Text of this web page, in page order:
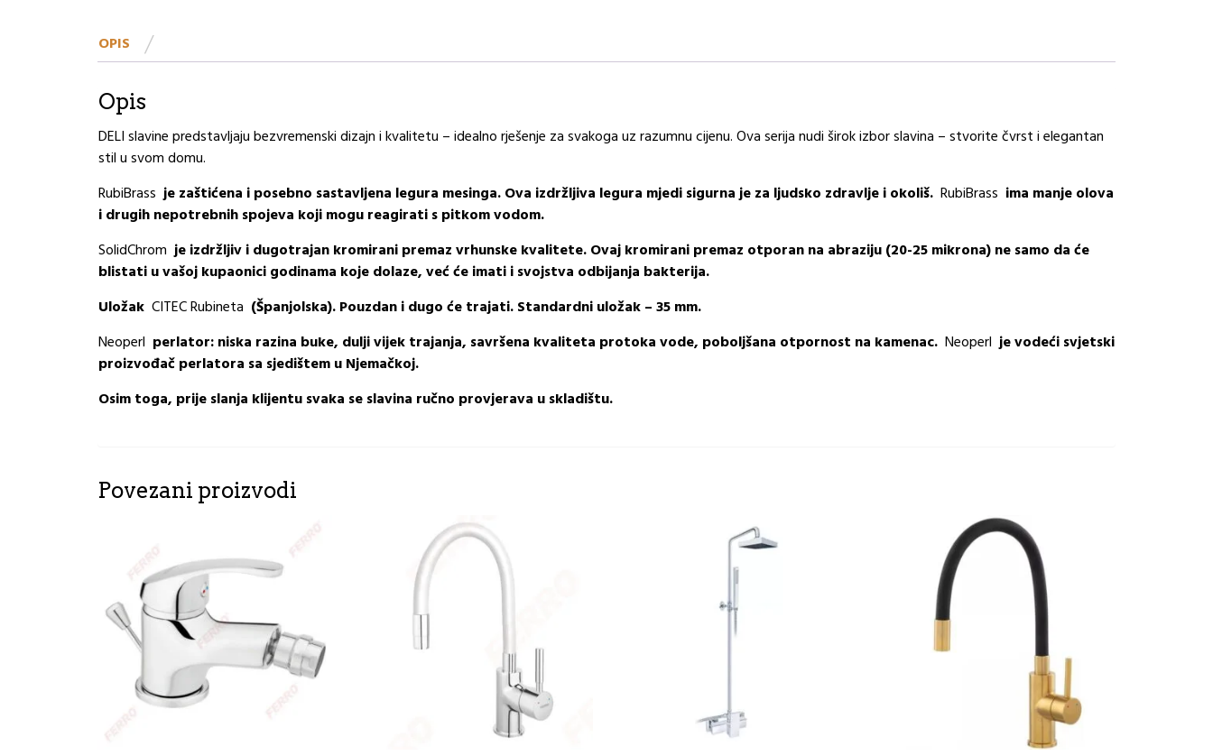
OPIS
Opis
DELI slavine predstavljaju bezvremenski dizajn i kvalitetu – idealno rješenje za svakoga uz razumnu cijenu. Ova serija nudi širok izbor slavina – stvorite čvrst i elegantan
stil u svom domu.
RubiBrassje zaštićena i posebno sastavljena legura mesinga. Ova izdržljiva legura mjedi sigurna je za ljudsko zdravlje i okoliš. RubiBrass ima manje olova
i drugih nepotrebnih spojeva koji mogu reagirati s pitkom vodom.
SolidChromje izdržljiv i dugotrajan kromirani premaz vrhunske kvalitete. Ovaj kromirani premaz otporan na abraziju (20-25 mikrona) ne samo da će
blistati u vašoj kupaonici godinama koje dolaze, već će imati i svojstva odbijanja bakterija.
Uložak CITEC Rubineta (Španjolska). Pouzdan i dugo će trajati. Standardni uložak – 35 mm.
Neoperl perlator: niska razina buke, dulji vijek trajanja, savršena kvaliteta protoka vode, poboljšana otpornost na kamenac. Neoperl je vodeći svjetski
proizvođač perlatora sa sjedištem u Njemačkoj.
Osim toga, prije slanja klijentu svaka se slavina ručno provjerava u skladištu.
Povezani proizvodi